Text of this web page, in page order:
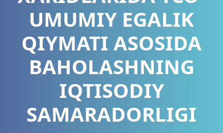
UMUMIY EGALIK
QIYMATI ASOSIDA
BAHOLASHNING
IQTISODIY
SAMARADORLIGI